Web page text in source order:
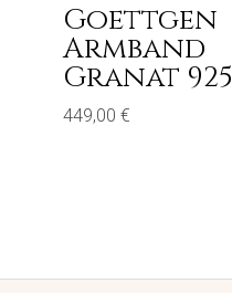
Goettgen
Armband
Granat 925
449,00 €